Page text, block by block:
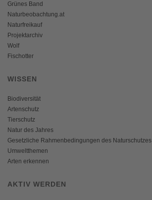
Grünes Band
Naturbeobachtung.at
Naturfreikauf
Projektarchiv
Wolf
Fischotter
WISSEN
Biodiversität
Artenschutz
Tierschutz
Natur des Jahres
Gesetzliche Rahmenbedingungen des Naturschutzes
Umweltthemen
Arten erkennen
AKTIV WERDEN